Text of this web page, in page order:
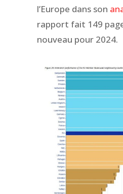
l’Europe dans son
rapport fait 149
nouveau pour 2024.